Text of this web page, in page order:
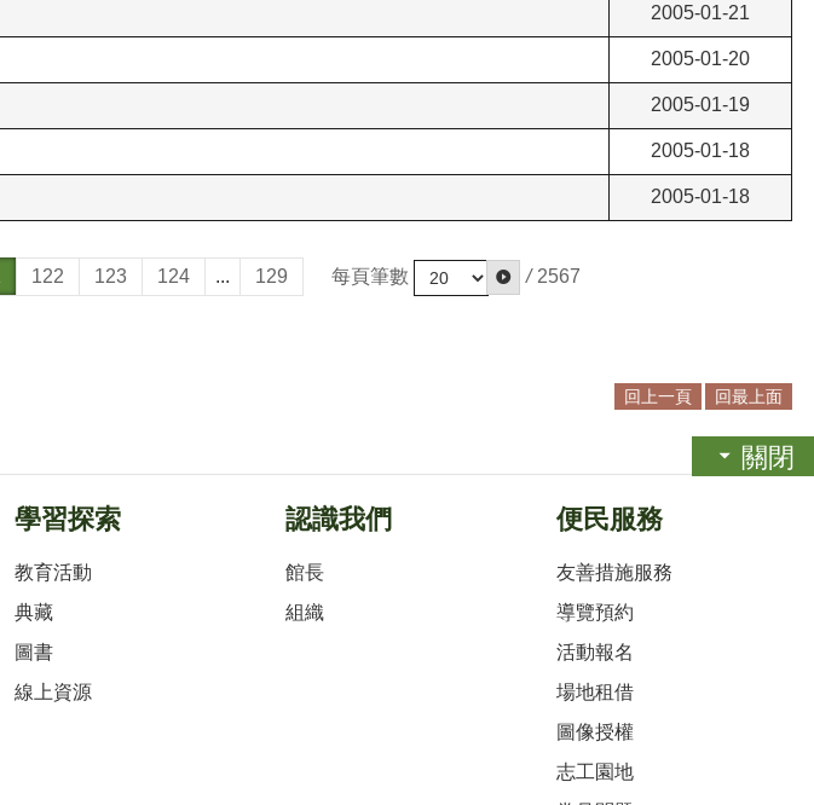
2005-01-21
2005-01-20
2005-01-19
2005-01-18
2005-01-18
122 123 124 ... 129 每頁筆數 / 2567
回上一頁 回最上面
關閉
學習探索
教育活動
典藏
圖書
線上資源
認識我們
館長
組織
便民服務
友善措施服務
導覽預約
活動報名
場地租借
圖像授權
志工園地